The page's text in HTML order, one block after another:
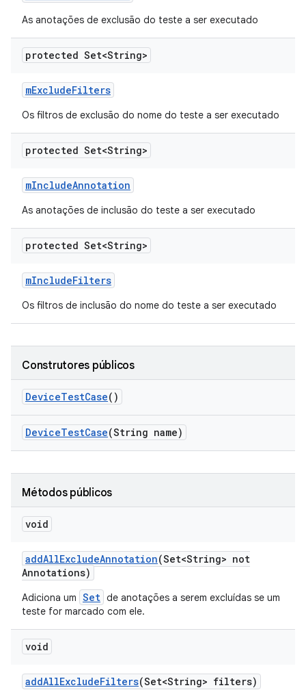
As anotações de exclusão do teste a ser executado
protected Set<String>
mExcludeFilters
Os filtros de exclusão do nome do teste a ser executado
protected Set<String>
mIncludeAnnotation
As anotações de inclusão do teste a ser executado
protected Set<String>
mIncludeFilters
Os filtros de inclusão do nome do teste a ser executado
Construtores públicos
DeviceTestCase()
DeviceTestCase(String name)
Métodos públicos
void
addAllExcludeAnnotation(Set<String> not
Annotations)
Adiciona um Set de anotações a serem excluídas se um
teste for marcado com ele.
void
addAllExcludeFilters(Set<String> filters)